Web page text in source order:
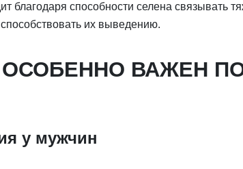
благодаря способности селена связывать
их выведению.
ВАЖЕН
у мужчин